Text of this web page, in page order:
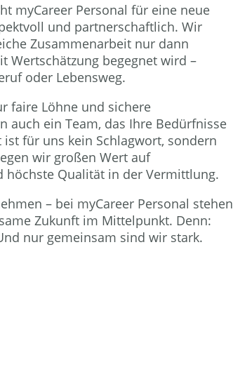
myCareer Personal für eine neue
und partnerschaftlich. Wir
Zusammenarbeit nur dann
Wertschätzung begegnet wird –
oder Lebensweg.
faire Löhne und sichere
auch ein Team, das Ihre Bedürfnisse
für uns kein Schlagwort, sondern
wir großen Wert auf
höchste Qualität in der Vermittlung.
– bei myCareer Personal stehen
Zukunft im Mittelpunkt. Denn:
nur gemeinsam sind wir stark.